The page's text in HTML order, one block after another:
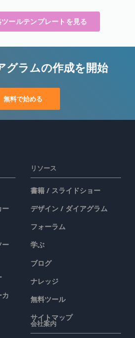
ールテンプレートを見る
グラムの作成を開始
無料で始める
ー
ー
カ
リソース
書籍 / スライドショー
デザイン / ダイアグラム
フォーラム
学ぶ
ブログ
ナレッジ
無料ツール
サイトマップ
会社案内